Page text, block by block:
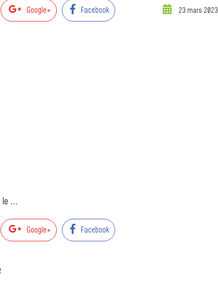
Google+ Facebook 23 mars 2023
...
Google+ Facebook